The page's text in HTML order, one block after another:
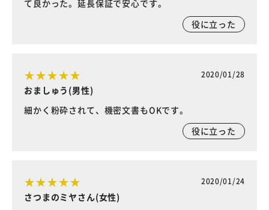
て良かった。延長保証で安心です。
役に立った
2020/01/28
おましゅう(男性)
細かく粉砕されて、機密文書もOKです。
役に立った
2020/01/24
さつまのミヤさん(女性)